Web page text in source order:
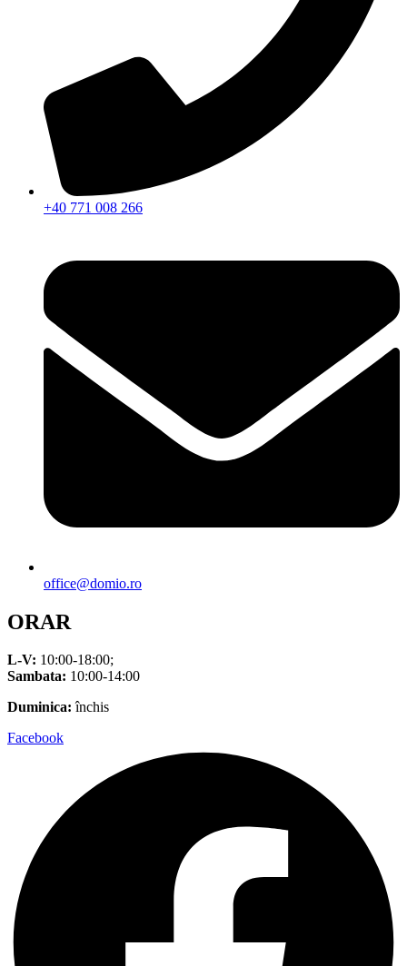
+40 771 008 266
office@domio.ro
ORAR
L-V: 10:00-18:00;
Sambata: 10:00-14:00
Duminica: închis
Facebook